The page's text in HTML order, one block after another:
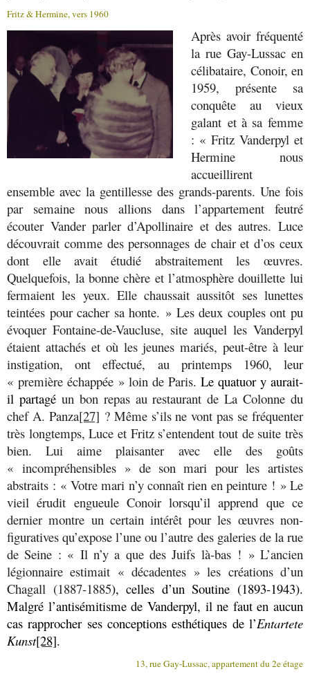
Fritz & Hermine, vers 1960
Après avoir fréquenté
la rue Gay-Lussac en
célibataire, Conoir, en
1959, présente sa
conquête au vieux
galant et à sa femme
: « Fritz Vanderpyl et
Hermine nous
accueillirent
ensemble avec la gentillesse des grands-parents. Une fois
par semaine nous allions dans l’appartement feutré
écouter Vander parler d’Apollinaire et des autres. Luce
découvrait comme des personnages de chair et d’os ceux
dont elle avait étudié abstraitement les œuvres.
Quelquefois, la bonne chère et l’atmosphère douillette lui
fermaient les yeux. Elle chaussait aussitôt ses lunettes
teintées pour cacher sa honte. » Les deux couples ont pu
évoquer Fontaine-de-Vaucluse, site auquel les Vanderpyl
étaient attachés et où les jeunes mariés, peut-être à leur
instigation, ont effectué, au printemps 1960, leur
« première échappée » loin de Paris. Le quatuor y aurait-
il partagé un bon repas au restaurant de La Colonne du
chef A. Panza[27] ? Même s’ils ne vont pas se fréquenter
très longtemps, Luce et Fritz s’entendent tout de suite très
bien. Lui aime plaisanter avec elle des goûts
« incompréhensibles » de son mari pour les artistes
abstraits : « Votre mari n’y connaît rien en peinture ! » Le
vieil érudit engueule Conoir lorsqu’il apprend que ce
dernier montre un certain intérêt pour les œuvres non-
figuratives qu’expose l’une ou l’autre des galeries de la rue
de Seine : « Il n’y a que des Juifs là-bas ! » L’ancien
légionnaire estimait « décadentes » les créations d’un
Chagall (1887-1885), celles d’un Soutine (1893-1943).
Malgré l’antisémitisme de Vanderpyl, il ne faut en aucun
cas rapprocher ses conceptions esthétiques de l’Entartete
Kunst[28].
13, rue Gay-Lussac, appartement du 2e étage